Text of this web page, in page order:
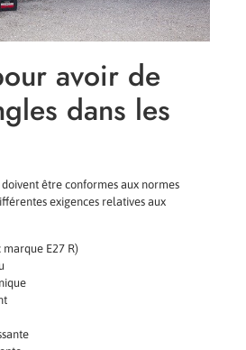
avoir de
dans les
être conformes aux normes
exigences relatives aux
E27 R)